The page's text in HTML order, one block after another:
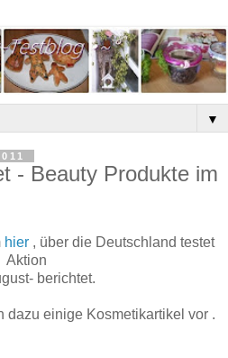
▼
- Beauty Produkte im
hier , über die Deutschland testet
Aktion
berichtet.
dazu einige Kosmetikartikel vor .